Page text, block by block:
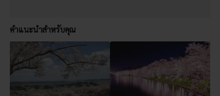
คำแนะนำสำหรับคุณ